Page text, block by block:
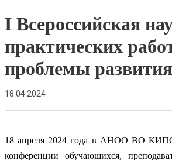
I Всероссийская
практических
проблемы
18.04.2024
18 апреля 2024 года в АНОО ВО КИПО
конференции обучающихся,